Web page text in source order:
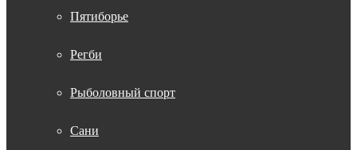
Пятиборье
Регби
Рыболовный спорт
Сани